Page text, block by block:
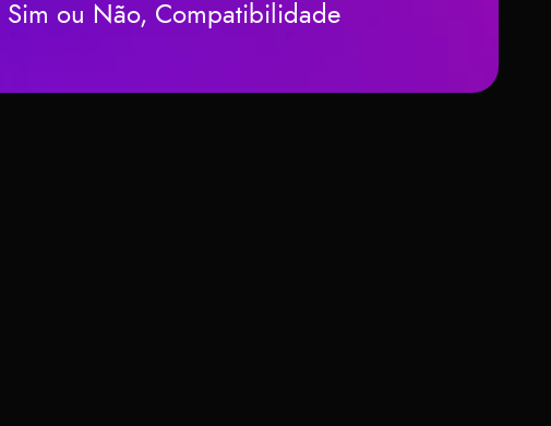
ou Não, Compatibilidade